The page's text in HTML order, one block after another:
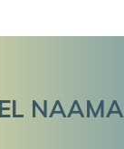
NAAMA